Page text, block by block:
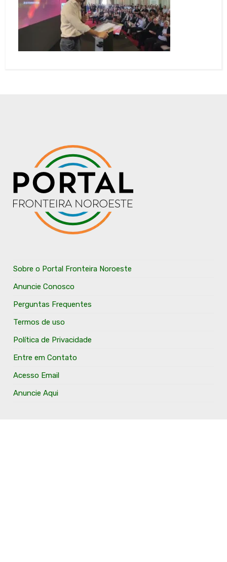
Sobre o Portal Fronteira Noroeste
Anuncie Conosco
Perguntas Frequentes
Termos de uso
Política de Privacidade
Entre em Contato
Acesso Email
Anuncie Aqui